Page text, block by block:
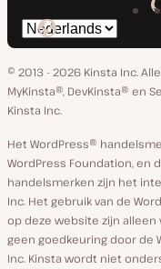
Selecteer
taal
© 2013 - 2026 Kinsta Inc.
MyKinsta®, DevKinsta® en
Kinsta Inc.
Het WordPress®
WordPress Foundation, en
handelsmerken zijn het
Inc. Het gebruik van de
op deze website zijn
geen goedkeuring door de
Inc. Kinsta wordt niet